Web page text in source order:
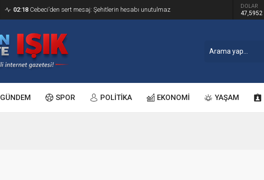
02:18 Cebeci’den sert mesaj: Şehitlerin hesabı unutulmaz DOLAR
47,5952
GÜNDEM SPOR POLİTİKA EKONOMİ YAŞAM